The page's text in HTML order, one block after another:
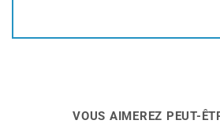
VOUS AIMEREZ PEUT-